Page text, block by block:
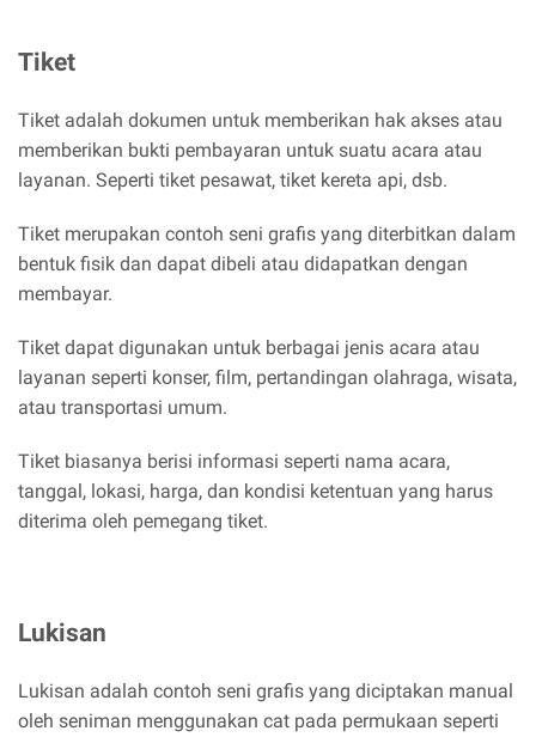
Tiket
Tiket adalah dokumen untuk memberikan hak akses atau
memberikan bukti pembayaran untuk suatu acara atau
layanan. Seperti tiket pesawat, tiket kereta api, dsb.
Tiket merupakan contoh seni grafis yang diterbitkan dalam
bentuk fisik dan dapat dibeli atau didapatkan dengan
membayar.
Tiket dapat digunakan untuk berbagai jenis acara atau
layanan seperti konser, film, pertandingan olahraga, wisata,
atau transportasi umum.
Tiket biasanya berisi informasi seperti nama acara,
tanggal, lokasi, harga, dan kondisi ketentuan yang harus
diterima oleh pemegang tiket.
Lukisan
Lukisan adalah contoh seni grafis yang diciptakan manual
oleh seniman menggunakan cat pada permukaan seperti